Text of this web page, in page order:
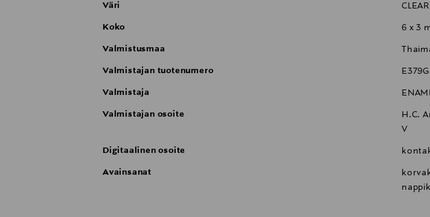
Väri
Koko 6 x 3
Valmistusmaa
Valmistajan tuotenumero E379G
Valmistaja
Valmistajan osoite
H.C.
V
Digitaalinen osoite
Avainsanat